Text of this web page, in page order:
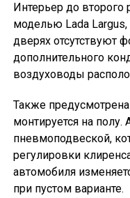
Интерьер до второго
моделью Lada
дверях отсутствуют
дополнительного
воздуховоды
Также
монтируется на
пневмоподвеской,
регулировки
автомобиля
при пустом варианте.